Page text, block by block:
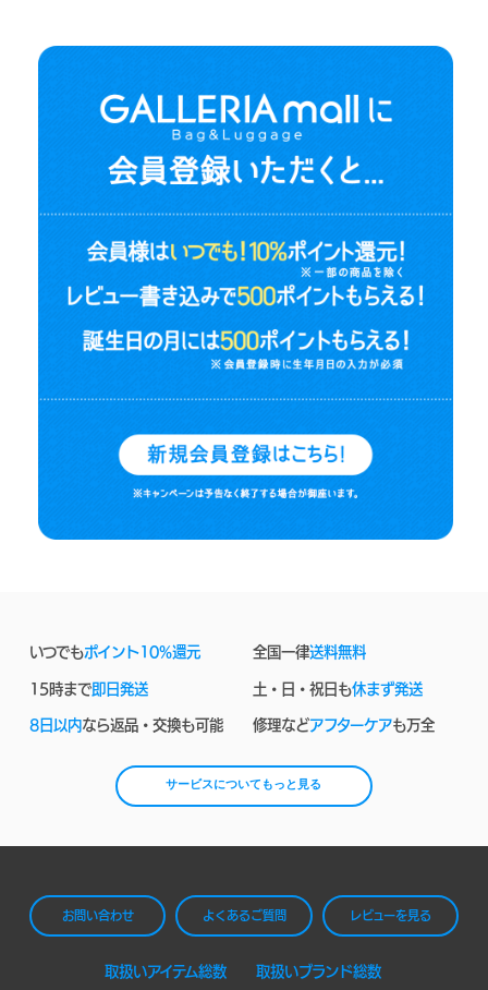
いつでもポイント10%還元 全国一律送料無料
15時まで即日発送 土・日・祝日も休まず発送
8日以内なら返品・交換も可能 修理などアフターケアも万全
サービスについてもっと見る
お問い合わせ よくあるご質問 レビューを見る
取扱いアイテム総数 取扱いブランド総数